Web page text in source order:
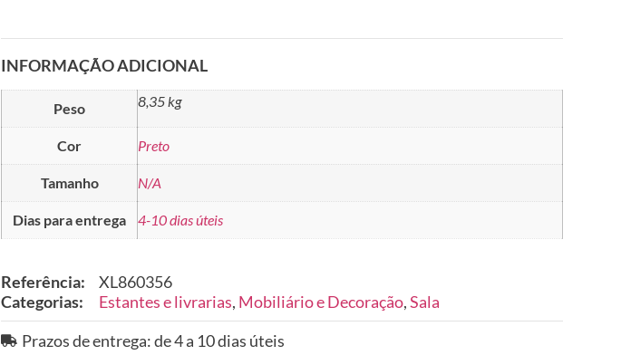
INFORMAÇÃO ADICIONAL
Peso 8,35 kg
Cor Preto
Tamanho N/A
Dias para entrega 4-10 dias úteis
Referência:
XL860356
Categorias:
Estantes e livrarias, Mobiliário e Decoração,Sala
Prazos de entrega: de 4 a 10 dias úteis